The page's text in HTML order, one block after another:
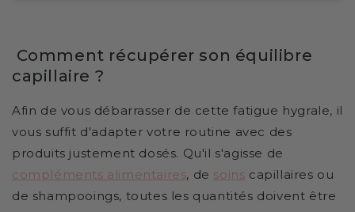
Comment récupérer son équilibre
capillaire ?
Afin de vous débarrasser de cette fatigue hygrale, il
vous suffit d'adapter votre routine avec des
produits justement dosés. Qu'il s'agisse de
compléments alimentaires, de soins capillaires ou
de shampooings, toutes les quantités doivent être